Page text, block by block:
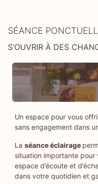
SÉANCE
S’OUVRIR À DES
Un espace pour vous
sans engagement dans
La séance éclairage
situation importante pour
espace d’écoute et
dans votre quotidien et